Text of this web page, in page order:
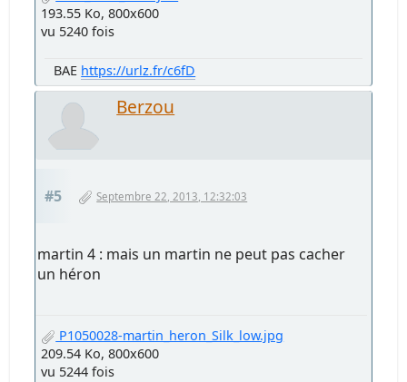
193.55 Ko, 800x600
vu 5240 fois
BAE https://urlz.fr/c6fD
Berzou
#5 Septembre 22, 2013, 12:32:03
martin 4 : mais un martin ne peut pas cacher
un héron
P1050028-martin_heron_Silk_low.jpg
209.54 Ko, 800x600
vu 5244 fois